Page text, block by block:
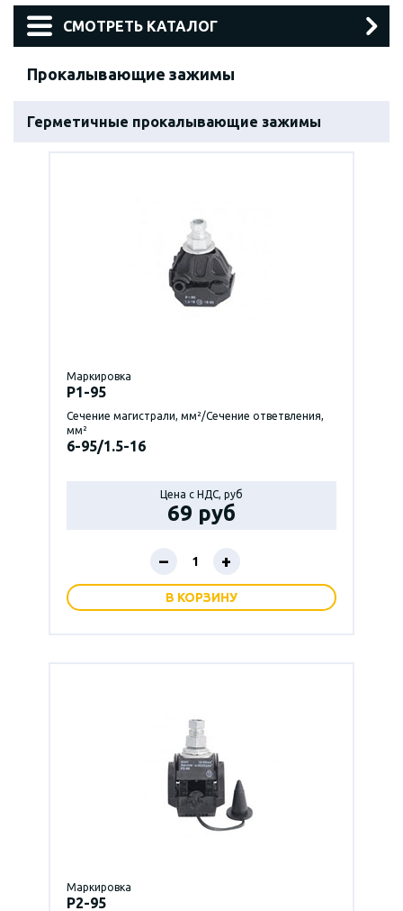
СМОТРЕТЬ КАТАЛОГ
Прокалывающие зажимы
Герметичные прокалывающие зажимы
Маркировка
P1-95
Сечение магистрали, мм²/Сечение ответвления,
мм²
6-95/1.5-16
Цена с НДС, руб
69 руб
– +
В КОРЗИНУ
Маркировка
P2-95